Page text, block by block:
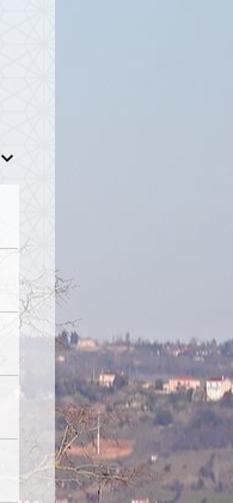
keyboard_arrow_down